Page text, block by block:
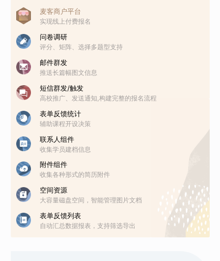
麦客商户平台
实现线上付费报名
问卷调研
评分、矩阵、选择多题型支持
邮件群发
推送长篇幅图文信息
短信群发/触发
高校推广、发送通知,构建完整的报名流程
表单反馈统计
辅助课程开设决策
联系人组件
收集学员建档信息
附件组件
收集各种形式的简历附件
空间资源
大容量磁盘空间，智能管理图片文档
表单反馈列表
自动汇总数据报表，支持筛选导出